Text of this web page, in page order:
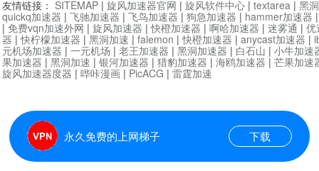
永久免费的上网梯子 下载
友情链接： SITEMAP | 旋风加速器官网 | 旋风软件中心 | textarea | 黑
quickq加速器 | 飞驰加速器 | 飞鸟加速器 | 狗急加速器 | hammer加速器
| 免费vqn加速外网 | 旋风加速器 |快橙加速器 | 啊哈加速器 | 迷雾通 | 优
器 |快柠檬加速器 | 黑洞加速 | falemon |快橙加速器 | anycast加速器 |
元机场加速器 | 一元机场 | 老王加速器 | 黑洞加速器 | 白石山 | 小牛加速
果加速器 | 黑洞加速 | 银河加速器 | 猎豹加速器 | 海鸥加速器 | 芒果加速
旋风加速器度器 | 哔咔漫画 | PicACG | 雷霆加速